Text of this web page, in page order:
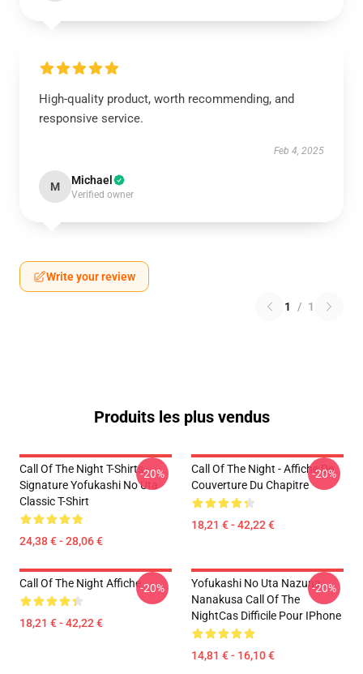
High-quality product, worth recommending, and
responsive service.
Feb 4, 2025
M Michael
Verified owner
Write your review
1 / 1
Produits les plus vendus
Call Of The Night T-Shirts -
Signature Yofukashi No Uta
Classic T-Shirt
24,38 € - 28,06 €
-20%
Call Of The Night - Affiche De
Couverture Du Chapitre
18,21 € - 42,22 €
-20%
Call Of The Night Affiche
18,21 € - 42,22 €
-20%
Yofukashi No Uta Nazuna
Nanakusa Call Of The
NightCas Difficile Pour IPhone
14,81 € - 16,10 €
-20%